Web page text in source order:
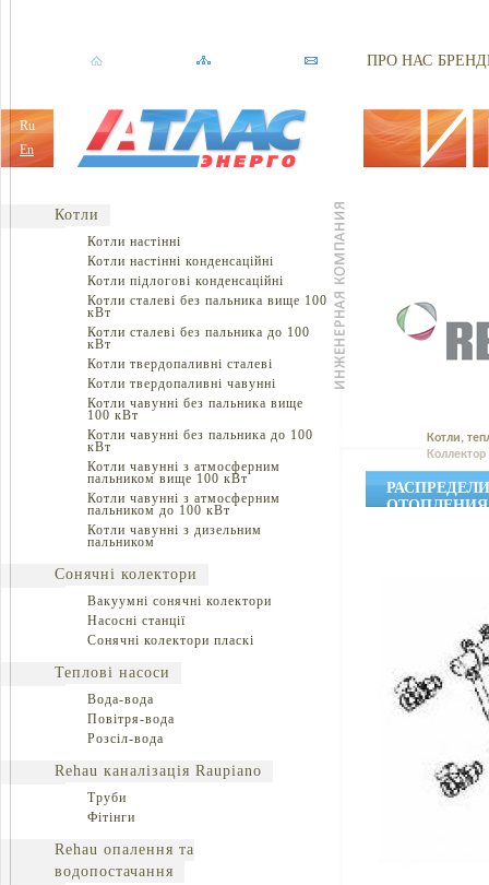
Ru
En
ПРО НАС
Котли
Котли настінні
Котли настінні конденсаційні
Котли підлогові конденсаційні
Котли сталеві без пальника вище 100
кВт
Котли сталеві без пальника до 100
кВт
Котли твердопаливні сталеві
Котли твердопаливні чавунні
Котли чавунні без пальника вище
100 кВт
Котли чавунні без пальника до 100
кВт
Котли чавунні з атмосферним
пальником вище 100 кВт
Котли чавунні з атмосферним
пальником до 100 кВт
Котли чавунні з дизельним
пальником
Сонячні колектори
Вакуумні сонячні колектори
Насосні станції
Сонячні колектори пласкі
Теплові насоси
Вода-вода
Повітря-вода
Розсіл-вода
Rehau каналізація Raupiano
Труби
Фітінги
Rehau опалення та
водопостачання
Котли,
ОТОПЛЕНИЯ